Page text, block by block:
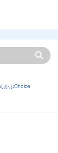
かぶChoice